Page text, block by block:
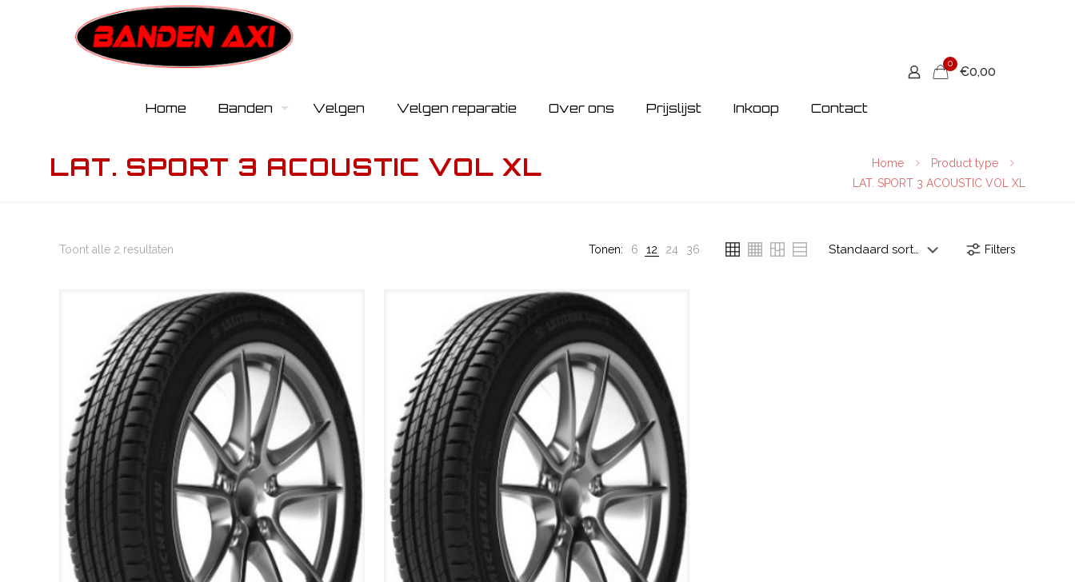
Home Banden Velgen Velgen reparatie Over ons Prijslijst Inkoop Contact
0
€0,00
LAT. SPORT 3 ACOUSTIC VOL XL Home
Product type
LAT. SPORT 3 ACOUSTIC VOL XL
Toont alle 2 resultaten Tonen: 6 12 24 36 Filters